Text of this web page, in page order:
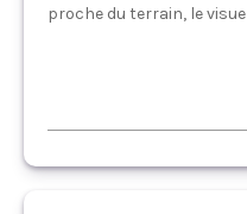
proche du terrain, le